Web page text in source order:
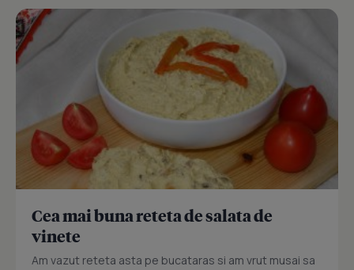
Cea mai buna reteta de salata de
vinete
Am vazut reteta asta pe bucataras si am vrut musai sa